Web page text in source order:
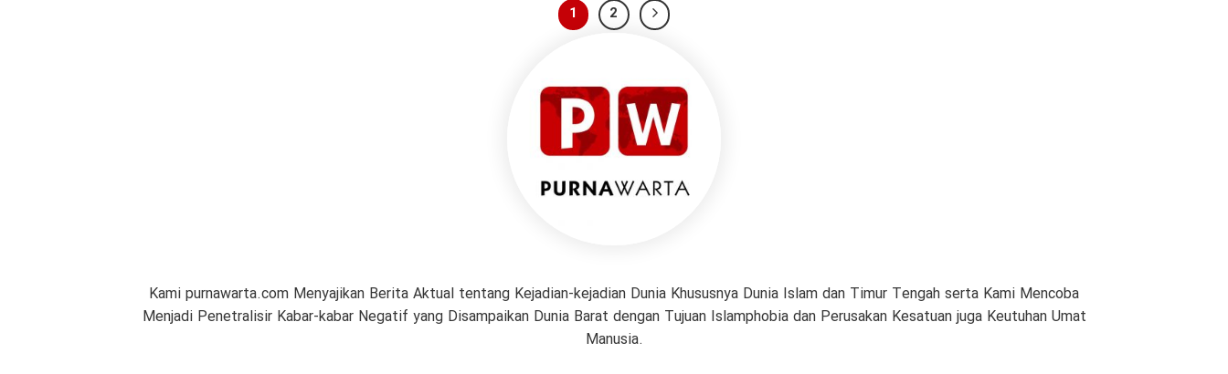
1 2
Kami purnawarta.com Menyajikan Berita Aktual tentang Kejadian-kejadian Dunia Khususnya Dunia Islam dan Timur Tengah serta Kami Mencoba
Menjadi Penetralisir Kabar-kabar Negatif yang Disampaikan Dunia Barat dengan Tujuan Islamphobia dan Perusakan Kesatuan juga Keutuhan Umat
Manusia.